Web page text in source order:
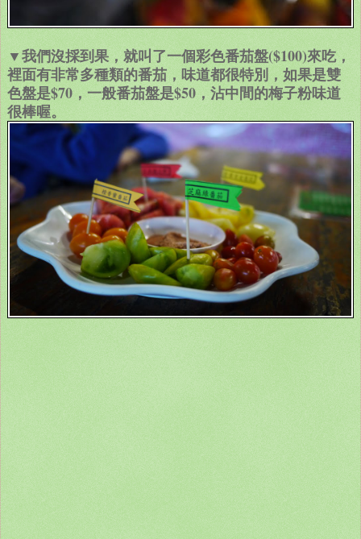
▼我們沒採到果，就叫了一個彩色番茄盤($100)來吃，
裡面有非常多種類的番茄，味道都很特別，如果是雙
色盤是$70，一般番茄盤是$50，沾中間的梅子粉味道
很棒喔。